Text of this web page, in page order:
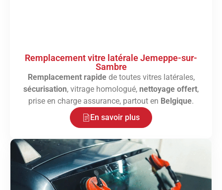
Remplacement vitre latérale Jemeppe-sur-
Sambre
Remplacement rapidede toutes vitres latérales,
sécurisation, vitrage homologué, nettoyage offert,
prise en charge assurance, partout en Belgique.
En savoir plus